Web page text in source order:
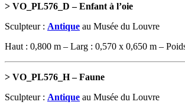
> VO_PL576_D – Enfant à l’oie
Sculpteur : Antique au Musée du Louvre
Haut : 0,800 m – Larg : 0,570 x 0,650 m –
> VO_PL576_H – Faune
Sculpteur : Antique au Musée du Louvre